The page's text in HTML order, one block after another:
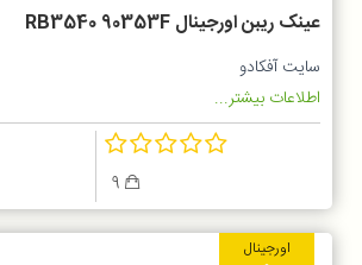
عینک ریبن اورجینال RB3540 90353F
سایت آفکادو
اطلاعات بیشتر...
9
اورجینال